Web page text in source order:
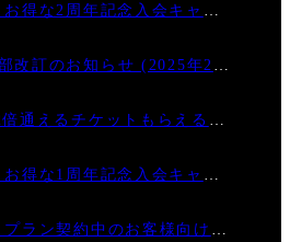
得な2周年記念入会キャン
改訂のお知らせ (2025年2月
通えるチケットもらえるお
得な1周年記念入会キャン
ラン契約中のお客様向けキ